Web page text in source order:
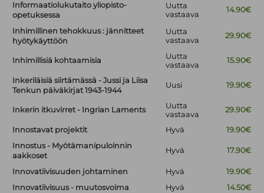
Informaatiolukutaito yliopisto-
opetuksessa
Uutta
vastaava
14.90€
Inhimillinen tehokkuus : jännitteet
hyötykäyttöön
Uutta
vastaava
29.90€
Inhimillisiä kohtaamisia
Uutta
vastaava
15.90€
Inkeriläisiä siirtämässä - Jussi ja Liisa
Tenkun päiväkirjat 1943-1944
Uusi 19.90€
Inkerin itkuvirret - Ingrian Laments
Uutta
vastaava
29.90€
Innostavat projektit Hyvä
19.90€
Innostus - Myötämanipuloinnin
aakkoset
Hyvä 17.90€
Innovatiivisuuden johtaminen Hyvä
19.90€
Innovatiivisuus - muutosvoima
Hyvä 14.50€